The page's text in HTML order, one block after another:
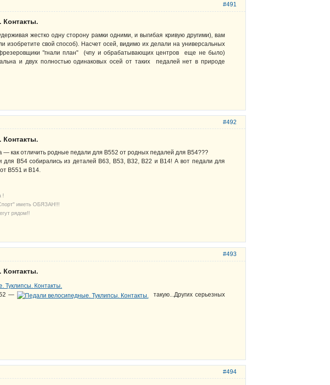
#491
Контакты.
жестко одну сторону рамки одними, и выгибая кривую другими), вам
изобретите свой способ). Насчет осей, видимо их делали на универсальных
фрезеровщики "гнали план" (чпу и обрабатывающих центров еще не было)
и двух полностью одинаковых осей от таких педалей нет в природе
#492
Контакты.
— как отличить родные педали для В552 от родных педалей для В54???
для В54 собирались из деталей В63, В53, В32, В22 и В14! А вот педали для
В551 и В14.
!
иметь ОБЯЗАН!!!
рядом!!
#493
Контакты.
—
такую...Других серьезных
#494